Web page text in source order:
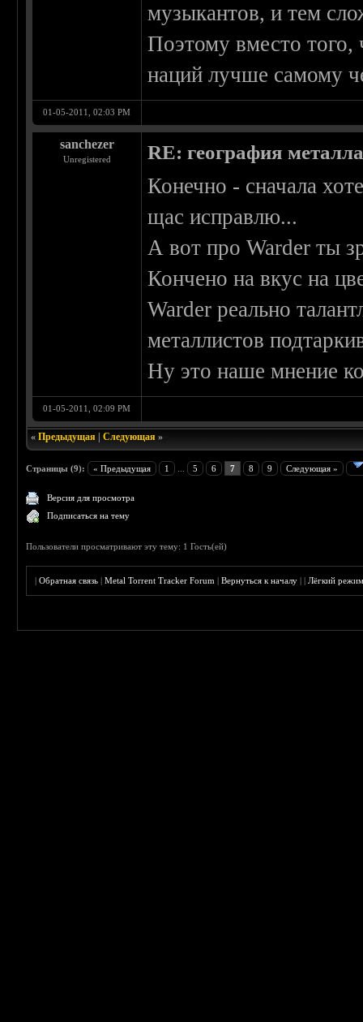
музыкантов, и тем
Поэтому вместо того,
наций лучше самому
01-05-2011, 02:03 PM
sanchezer
Unregistered RE: география
Конечно - сначала
щас исправлю...
А вот про Warder ты
Кончено на вкус на
Warder реально
металлистов
Ну это наше мнение
01-05-2011, 02:09 PM
«Предыдущая |Следующая »
Страницы (9): « Предыдущая 1 5 6 7 8 9 Следующая »
Версия для просмотра
Подписаться на тему
Пользователи просматривают эту тему: 1 Гость(ей)
|Обратная связь |Metal Torrent Tracker Forum |Вернуться к началу ||Лёгкий